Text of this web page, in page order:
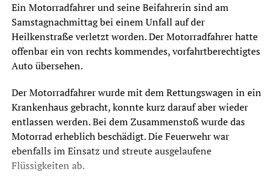
Ein Motorradfahrer und seine Beifahrerin sind am
Samstagnachmittag bei einem Unfall auf der
Heilkenstraße verletzt worden. Der Motorradfahrer hatte
offenbar ein von rechts kommendes, vorfahrtberechtigtes
Auto übersehen.
Der Motorradfahrer wurde mit dem Rettungswagen in ein
Krankenhaus gebracht, konnte kurz darauf aber wieder
entlassen werden. Bei dem Zusammenstoß wurde das
Motorrad erheblich beschädigt. Die Feuerwehr war
ebenfalls im Einsatz und streute ausgelaufene
Flüssigkeiten ab.